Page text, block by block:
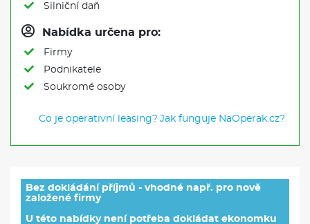
Silniční daň
Nabídka určena pro:
Firmy
Podnikatele
Soukromé osoby
Co je operativní leasing? Jak funguje NaOperak.cz?
Bez dokládání příjmů - vhodné např. pro nově
založené firmy
U této nabídky není potřeba dokládat ekonomku